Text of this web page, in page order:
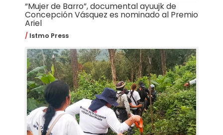
“Mujer de Barro”, documental ayuujk de
Concepción Vásquez es nominado al Premio
Ariel
Istmo Press